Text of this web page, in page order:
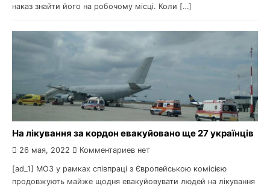
наказ знайти його на робочому місці. Коли […]
На лікування за кордон евакуйовано ще 27 українців
26 мая, 2022 Комментариев нет
[ad_1] МОЗ у рамках співпраці з Європейською комісією
продовжують майже щодня евакуйовувати людей на лікування